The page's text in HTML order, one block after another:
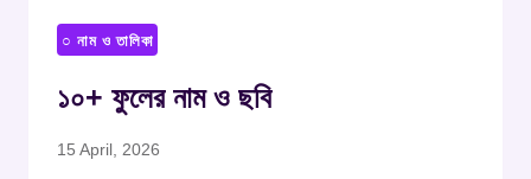
○ নাম ও তালিকা
১০+ ফুলের নাম ও ছবি
15 April, 2026